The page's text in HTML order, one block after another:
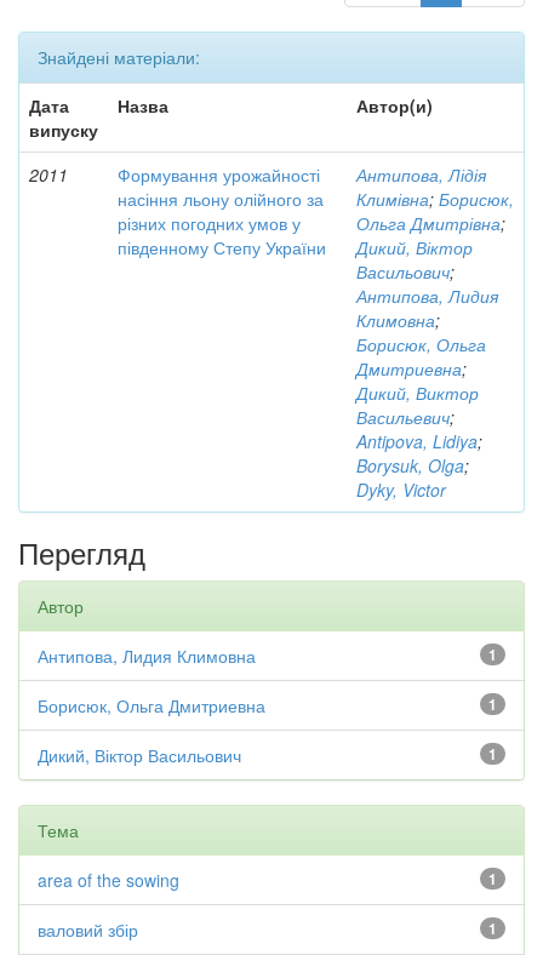
Знайдені матеріали:
Дата
випуску
Назва Автор(и)
2011
Формування урожайності
насіння льону олійного за
різних погодних умов у
південному Степу України
Антипова, Лідія
Климівна; Борисюк,
Ольга Дмитрівна;
Дикий, Віктор
Васильович;
Антипова, Лидия
Климовна;
Борисюк, Ольга
Дмитриевна;
Дикий, Виктор
Васильевич;
Antipova, Lidiya;
Borysuk, Olga;
Dyky, Victor
Перегляд
Автор
1
Антипова, Лидия Климовна
1
Борисюк, Ольга Дмитриевна
1
Дикий, Віктор Васильович
Тема
1
area of the sowing
1
валовий збір